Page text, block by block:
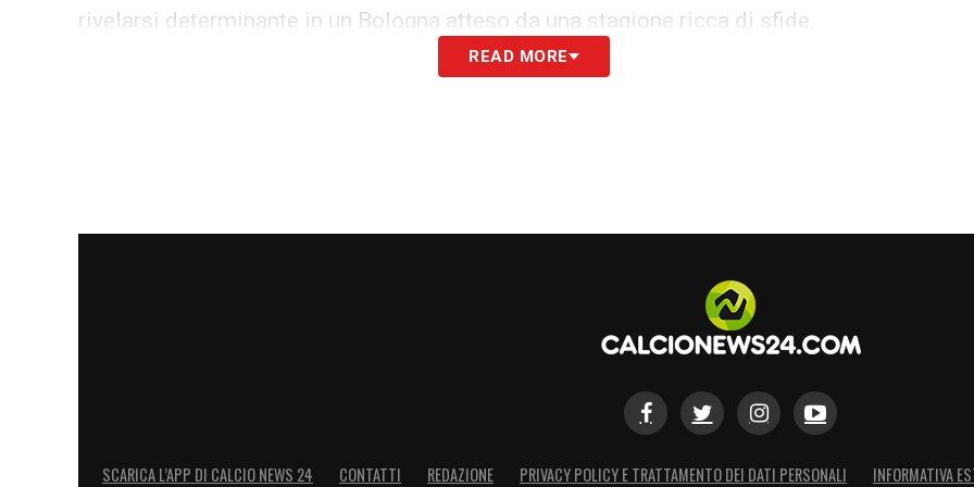
rivelarsi determinante in un Bologna atteso da una stagione ricca di sfide.
Italiano punta su qualità ed esperienza
internazionale a una rosa che punta aconsolidarsi tra le prime squadre del campionato.
Ulteriori sviluppi sono attesi a breve. Intanto, il Bologna comincia a delineare un mercato
READ MORE
SCARICA L’APP DI CALCIO NEWS 24 CONTATTI REDAZIONE PRIVACY POLICY E TRATTAMENTO DEI DATI PERSONALI INFORMATIVA